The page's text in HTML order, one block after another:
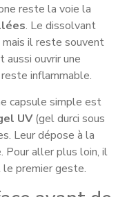
reste la voie la
. Le dissolvant
il reste souvent
ouvrir une
inflammable.
capsule simple est
UV(gel durci sous
Leur dépose à la
Pour aller plus loin, il
premier geste.